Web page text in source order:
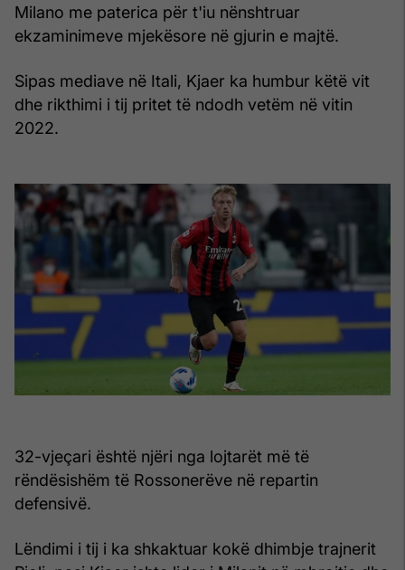
Milano me paterica për t'iu nënshtruar
ekzaminimeve mjekësore në gjurin e majtë.
Sipas mediave në Itali, Kjaer ka humbur këtë vit
dhe rikthimi i tij pritet të ndodh vetëm në vitin
2022.
32-vjeçari është njëri nga lojtarët më të
rëndësishëm të Rossonerëve në repartin
defensivë.
Lëndimi i tij i ka shkaktuar kokë dhimbje trajnerit